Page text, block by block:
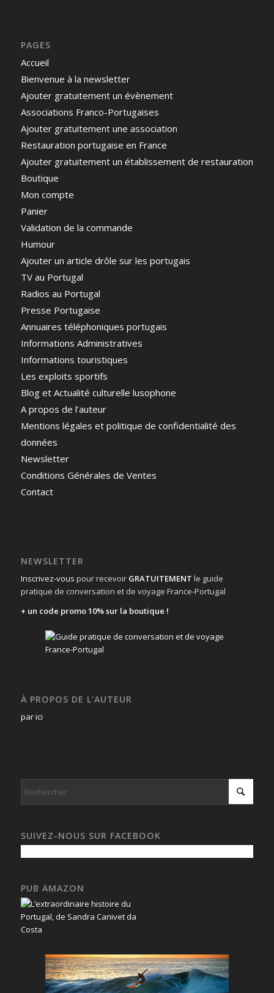
PAGES
Accueil
Bienvenue à la newsletter
Ajouter gratuitement un évènement
Associations Franco-Portugaises
Ajouter gratuitement une association
Restauration portugaise en France
Ajouter gratuitement un établissement de restauration
Boutique
Mon compte
Panier
Validation de la commande
Humour
Ajouter un article drôle sur les portugais
TV au Portugal
Radios au Portugal
Presse Portugaise
Annuaires téléphoniques portugais
Informations Administratives
Informations touristiques
Les exploits sportifs
Blog et Actualité culturelle lusophone
A propos de l’auteur
Mentions légales et politique de confidentialité des
données
Newsletter
Conditions Générales de Ventes
Contact
NEWSLETTER
Inscrivez-vous pour recevoir GRATUITEMENT le guide
pratique de conversation et de voyage France-Portugal
+ un code promo 10% sur la boutique !
À PROPOS DE L’AUTEUR
par ici
SUIVEZ-NOUS SUR FACEBOOK
PUB AMAZON